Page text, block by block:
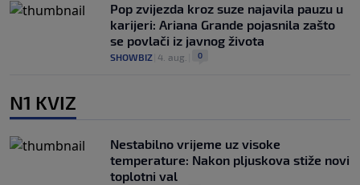
Pop zvijezda kroz suze najavila pauzu u
karijeri: Ariana Grande pojasnila zašto
se povlači iz javnog života
SHOWBIZ 4. aug. 0
N1 KVIZ
Nestabilno vrijeme uz visoke
temperature: Nakon pljuskova stiže novi
toplotni val